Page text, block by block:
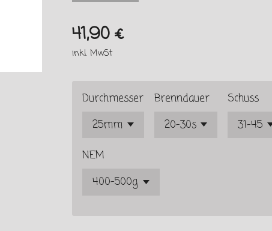
41,90 €
inkl. MwSt
Durchmesser Brenndauer Schuss
NEM